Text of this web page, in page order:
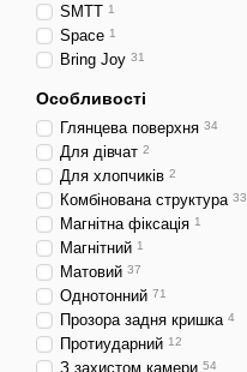
SMTT 1
Space 1
Bring Joy 31
Особливості
Глянцева поверхня 34
Для дівчат 2
Для хлопчиків 2
Комбінована структура 33
Магнітна фіксація 1
Магнітний 1
Матовий 37
Однотонний 71
Прозора задня кришка 4
Протиударний 12
З захистом камери 54